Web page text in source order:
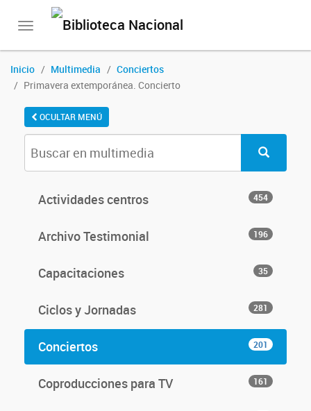
Toggle
Inicio Multimedia
Conciertos
Primavera extemporánea. Concierto
OCULTAR MENÚ
Actividades centros 454
Archivo Testimonial 196
Capacitaciones 35
Ciclos y Jornadas 281
Conciertos 201
Coproducciones para TV 161